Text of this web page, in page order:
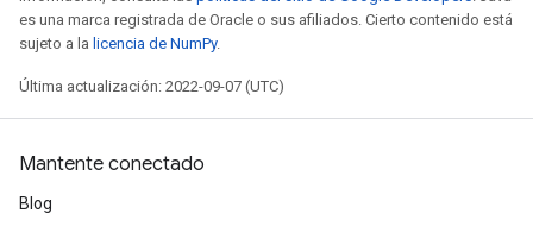
es una marca registrada de Oracle o sus afiliados. Cierto contenido está
sujeto a la licencia de NumPy.
Última actualización: 2022-09-07 (UTC)
Mantente conectado
Blog